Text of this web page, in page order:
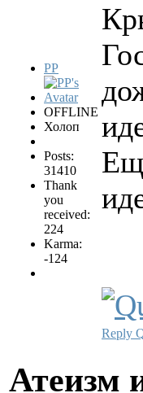
PP
OFFLINE
Холоп
Posts:
31410
Thank
you
received:
224
Karma:
-124
Reply
Атеизм